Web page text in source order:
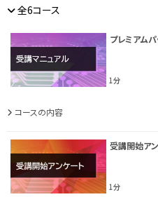
全6コース
プレミアム
1分
コースの内容
受講開始ア
1分